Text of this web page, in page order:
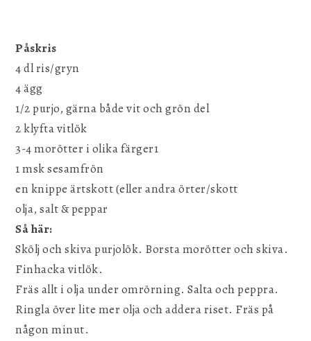
Påskris
4 dl ris/gryn
4 ägg
1/2 purjo, gärna både vit och grön del
2 klyfta vitlök
3-4 morötter i olika färger1
1 msk sesamfrön
en knippe ärtskott (eller andra örter/skott
olja, salt & peppar
Så här:
Skölj och skiva purjolök. Borsta morötter och skiva.
Finhacka vitlök.
Fräs allt i olja under omrörning. Salta och peppra.
Ringla över lite mer olja och addera riset. Fräs på
någon minut.